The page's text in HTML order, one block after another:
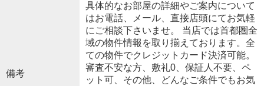
備考
具体的なお部屋の詳細やご案内について
はお電話、メール、直接店頭にてお気軽
にご相談下さいませ。 当店では首都圏全
域の物件情報を取り揃えております。全
ての物件でクレジットカード決済可能。
審査不安な方、敷礼0、保証人不要、ペ
ット可、その他、どんなご条件でもお気